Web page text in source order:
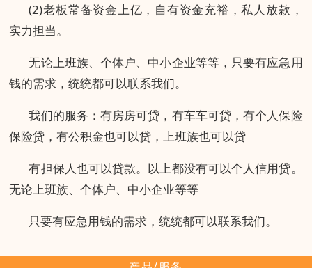
(2)老板常备资金上亿，自有资金充裕，私人放款，
实力担当。
无论上班族、个体户、中小企业等等，只要有应急用
钱的需求，统统都可以联系我们。
我们的服务：有房房可贷，有车车可贷，有个人保险
保险贷，有公积金也可以贷，上班族也可以贷
有担保人也可以贷款。以上都没有可以个人信用贷。
无论上班族、个体户、中小企业等等
只要有应急用钱的需求，统统都可以联系我们。